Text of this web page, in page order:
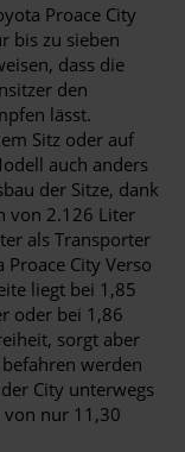
Proace City
bis zu sieben
dass die
den
lässt.
Sitz oder auf
auch anders
der Sitze, dank
von 2.126 Liter
als Transporter
City Verso
liegt bei 1,85
oder bei 1,86
sorgt aber
werden
City unterwegs
von nur 11,30